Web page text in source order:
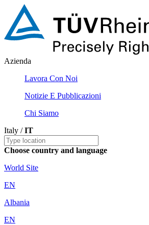
Azienda
Lavora Con Noi
Notizie E Pubblicazioni
Chi Siamo
Italy /IT
Choose country and language
World Site
EN
Albania
EN